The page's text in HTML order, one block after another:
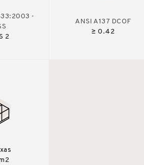
-
2
ANSI A137 DCOF
≥ 0.42